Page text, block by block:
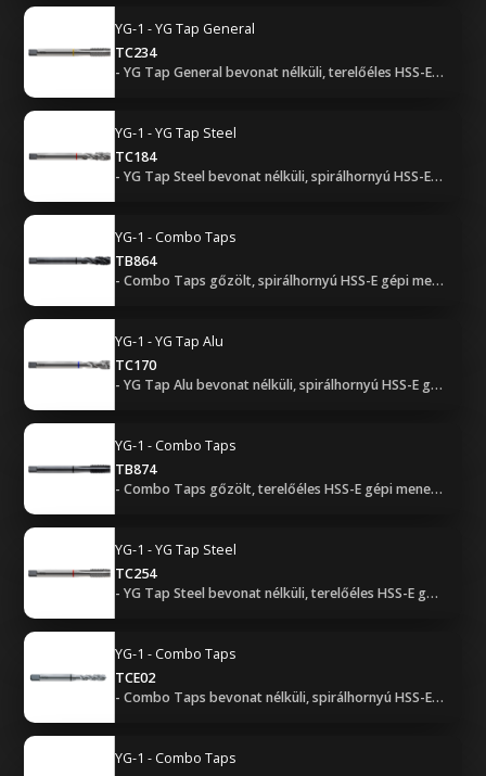
YG-1 - YG Tap General
TC234
- YG Tap General bevonat nélküli, terelőéles HSS-E gépi menetfúró - UNF (2B, B bekezdéssel)
YG-1 - YG Tap Steel
TC184
- YG Tap Steel bevonat nélküli, spirálhornyú HSS-E gépi menetfúró - UNF (2B, C bekezdéssel)
YG-1 - Combo Taps
TB864
- Combo Taps gőzölt, spirálhornyú HSS-E gépi menetfúró - UNF (2B, C bekezdéssel)
YG-1 - YG Tap Alu
TC170
- YG Tap Alu bevonat nélküli, spirálhornyú HSS-E gépi menetfúró - UNF (2B, C bekezdéssel)
YG-1 - Combo Taps
TB874
- Combo Taps gőzölt, terelőéles HSS-E gépi menetfúró - UNF (2B, B bekezdéssel)
YG-1 - YG Tap Steel
TC254
- YG Tap Steel bevonat nélküli, terelőéles HSS-E gépi menetfúró - UNF (2B, B bekezdéssel)
YG-1 - Combo Taps
TCE02
- Combo Taps bevonat nélküli, spirálhornyú HSS-E gépi menetfúró - UNF (3B, C bekezdéssel)
YG-1 - Combo Taps